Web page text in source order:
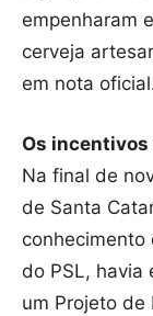
empenharam
cerveja
em nota
Os incentivos
Na final de
de Santa
conhecimento
do PSL, havia
um Projeto de